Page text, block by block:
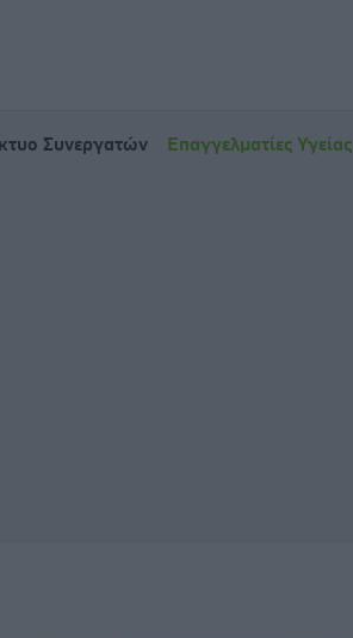
Συνεργατών Επαγγελματίες Υγείας